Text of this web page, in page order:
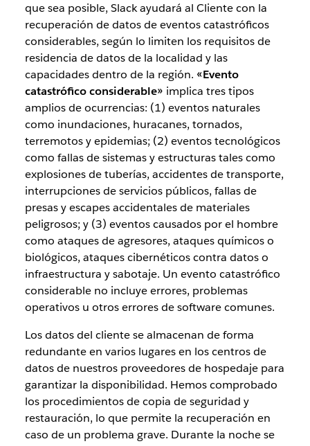
que sea posible, Slack ayudará al Cliente con la
recuperación de datos de eventos catastróficos
considerables, según lo limiten los requisitos de
residencia de datos de la localidad y las
capacidades dentro de la región. «Evento
catastrófico considerable» implica tres tipos
amplios de ocurrencias: (1) eventos naturales
como inundaciones, huracanes, tornados,
terremotos y epidemias; (2) eventos tecnológicos
como fallas de sistemas y estructuras tales como
explosiones de tuberías, accidentes de transporte,
interrupciones de servicios públicos, fallas de
presas y escapes accidentales de materiales
peligrosos; y (3) eventos causados por el hombre
como ataques de agresores, ataques químicos o
biológicos, ataques cibernéticos contra datos o
infraestructura y sabotaje. Un evento catastrófico
considerable no incluye errores, problemas
operativos u otros errores de software comunes.
Los datos del cliente se almacenan de forma
redundante en varios lugares en los centros de
datos de nuestros proveedores de hospedaje para
garantizar la disponibilidad. Hemos comprobado
los procedimientos de copia de seguridad y
restauración, lo que permite la recuperación en
caso de un problema grave. Durante la noche se